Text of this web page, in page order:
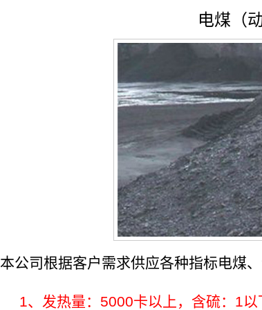
电煤（
本公司根据客户需求供应各种指标电煤、
1、发热量： 5000卡以上，含硫： 1以